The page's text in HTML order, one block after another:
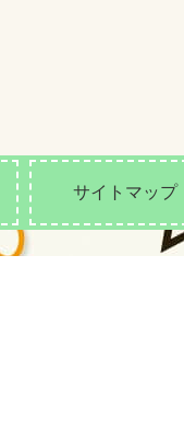
サイトマップ